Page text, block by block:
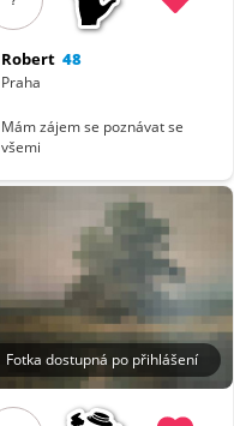
Robert 48
Praha
Mám zájem se poznávat se
všemi
Fotka dostupná po přihlášení